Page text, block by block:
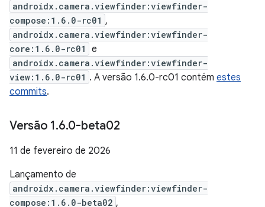
androidx.camera.viewfinder:viewfinder-
compose:1.6.0-rc01 ,
androidx.camera.viewfinder:viewfinder-
core:1.6.0-rc01
e
androidx.camera.viewfinder:viewfinder-
view:1.6.0-rc01 . A versão 1.6.0-rc01 contém estes
commits.
Versão 1.6.0-beta02
11 de fevereiro de 2026
Lançamento de
androidx.camera.viewfinder:viewfinder-
compose:1.6.0-beta02 ,